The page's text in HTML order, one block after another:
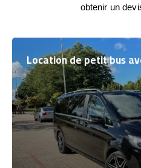
obtenir un
Location de petit bus